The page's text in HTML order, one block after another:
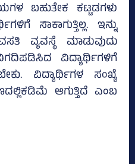
ಬಹುತೇಕ ಕಟ್ಟಡಗಳು
ಸಾಕಾಗುತ್ತಿಲ್ಲ. ಇನ್ನು
ವ್ಯವಸ್ಥೆ ಮಾಡುವುದು
ವಿದ್ಯಾರ್ಥಿಗಳಿಗೆ
ವಿದ್ಯಾರ್ಥಿಗಳ ಸಂಖ್ಯೆ
ಆಗುತ್ತಿದೆ ಎಂಬ